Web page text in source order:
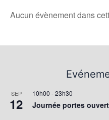
Aucun évènement dans
SEP
12
10h00 -23h30
Journée portes